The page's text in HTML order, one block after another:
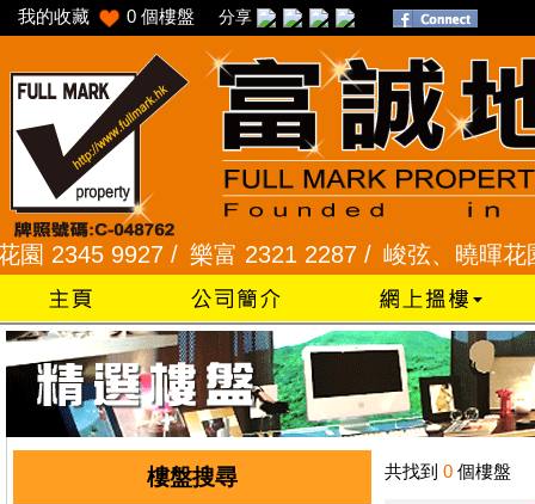
我的收藏 0 個樓盤 分享
9927 /樂富 2321 2287 / 峻弦、曉暉花園
樓盤搜尋 共找到 0 個樓盤